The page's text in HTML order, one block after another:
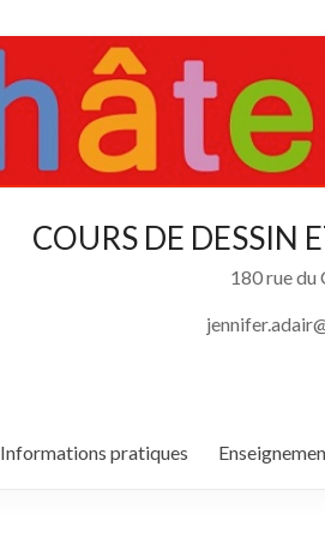
COURS DE DESSIN
180 rue du
Informations pratiques